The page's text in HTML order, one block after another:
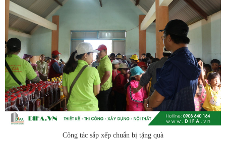
Công tác sắp xếp chuẩn bị tặng quà